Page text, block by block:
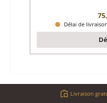
Délai de
Livraison